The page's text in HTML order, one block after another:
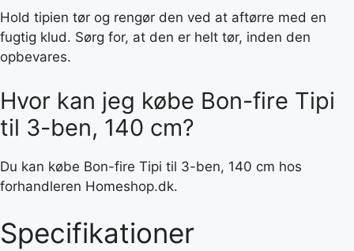
Hold tipien tør og rengør den ved at aftørre med en
fugtig klud. Sørg for, at den er helt tør, inden den
opbevares.
Hvor kan jeg købe Bon-fire Tipi
til 3-ben, 140 cm?
Du kan købe Bon-fire Tipi til 3-ben, 140 cm hos
forhandleren Homeshop.dk.
Specifikationer